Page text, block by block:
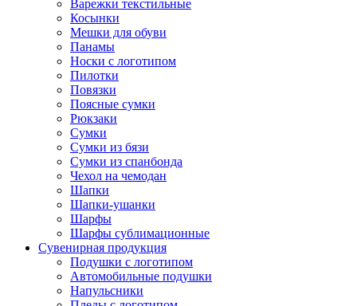
Варежки текстильные
Косынки
Мешки для обуви
Панамы
Носки с логотипом
Пилотки
Повязки
Поясные сумки
Рюкзаки
Сумки
Сумки из бязи
Сумки из спанбонда
Чехол на чемодан
Шапки
Шапки-ушанки
Шарфы
Шарфы сублимационные
Сувенирная продукция
Подушки с логотипом
Автомобильные подушки
Напульсники